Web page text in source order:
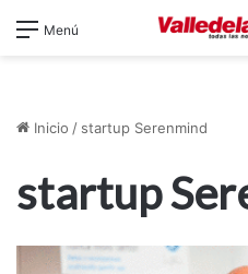
Menú
Inicio / startup Serenmind
startup